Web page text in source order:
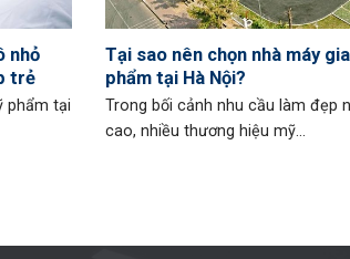
nhỏ
trẻ
phẩm tại
Tại sao nên chọn nhà máy
phẩm tại Hà Nội?
Trong bối cảnh nhu cầu làm đẹp
cao, nhiều thương hiệu mỹ...